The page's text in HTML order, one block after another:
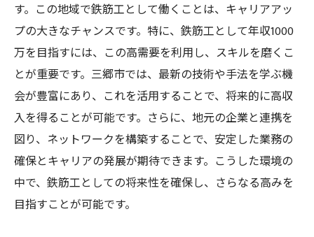
す。この地域で鉄筋工として働くことは、キャリアアッ
プの大きなチャンスです。特に、鉄筋工として年収1000
万を目指すには、この高需要を利用し、スキルを磨くこ
とが重要です。三郷市では、最新の技術や手法を学ぶ機
会が豊富にあり、これを活用することで、将来的に高収
入を得ることが可能です。さらに、地元の企業と連携を
図り、ネットワークを構築することで、安定した業務の
確保とキャリアの発展が期待できます。こうした環境の
中で、鉄筋工としての将来性を確保し、さらなる高みを
目指すことが可能です。